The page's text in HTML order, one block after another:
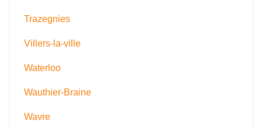
Trazegnies
Villers-la-ville
Waterloo
Wauthier-Braine
Wavre